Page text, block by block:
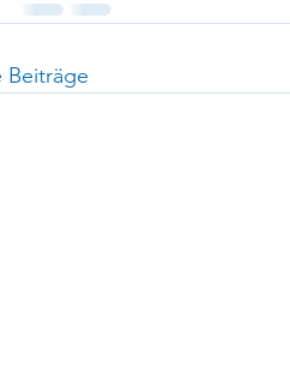
Beiträge